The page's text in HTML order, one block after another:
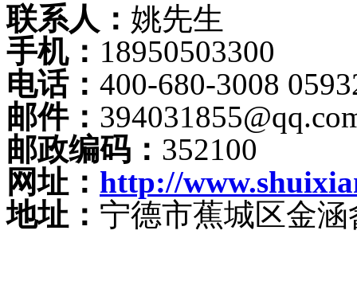
联系人： 姚先生
手机： 18950503300
电话： 400-680-3008
邮件：
邮政编码： 352100
网址： http://
地址： 宁德市蕉城区金